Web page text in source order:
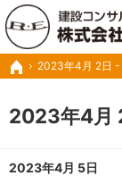
ホーム
2023年4月 2日
2023年4月
豊富な実績と経験で、さまざ
トンネルの設計・施工管理
2023年4月 5日